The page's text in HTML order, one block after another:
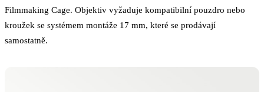
Filmmaking Cage. Objektiv vyžaduje kompatibilní pouzdro nebo
kroužek se systémem montáže 17 mm, které se prodávají
samostatně.